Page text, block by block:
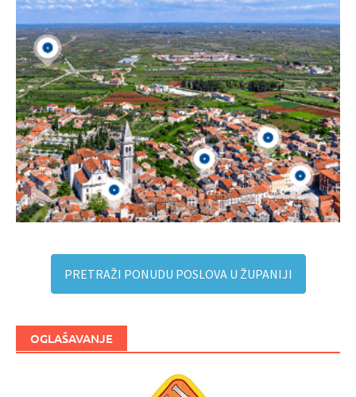
PRETRAŽI PONUDU POSLOVA U ŽUPANIJI
OGLAŠAVANJE